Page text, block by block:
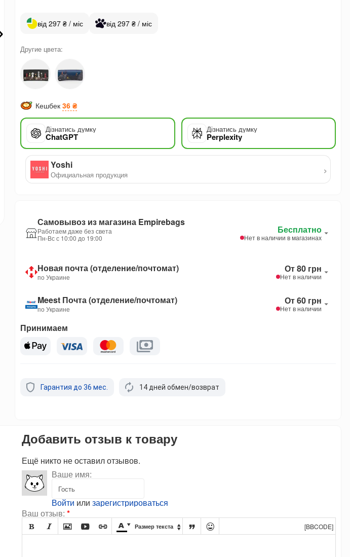
від 297 ₴ / міс від 297 ₴ / міс
Другие цвета:
Кешбек 36 ₴
Дізнатись думку
ChatGPT
Дізнатись думку
Perplexity
Yoshi
Официальная продукция ›
Самовывоз из магазина Empirebags
Работаем даже без света
Пн-Вс с 10:00 до 19:00
Бесплатно
Нет в наличии в магазинах
Новая почта (отделение/почтомат)
по Украине
От 80 грн
Нет в наличии
Meest Почта (отделение/почтомат)
по Украине
От 60 грн
Нет в наличии
Принимаем
Гарантия до 36 мес. 14 дней обмен/возврат
Добавить отзыв к товару
Ещё никто не оставил отзывов.
Ваше имя:
Войти или зарегистрироваться
Ваш отзыв: *
       Размер текста    [BBCODE]